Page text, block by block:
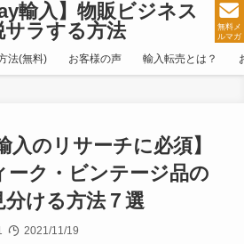
輸入】物販ビジネス
サラする方法
無料メ
ルマガ
法(無料) お客様の声 輸入転売とは？
入のリサーチに必須】
ーク・ビンテージ品の
分ける方法７選
2021/11/19